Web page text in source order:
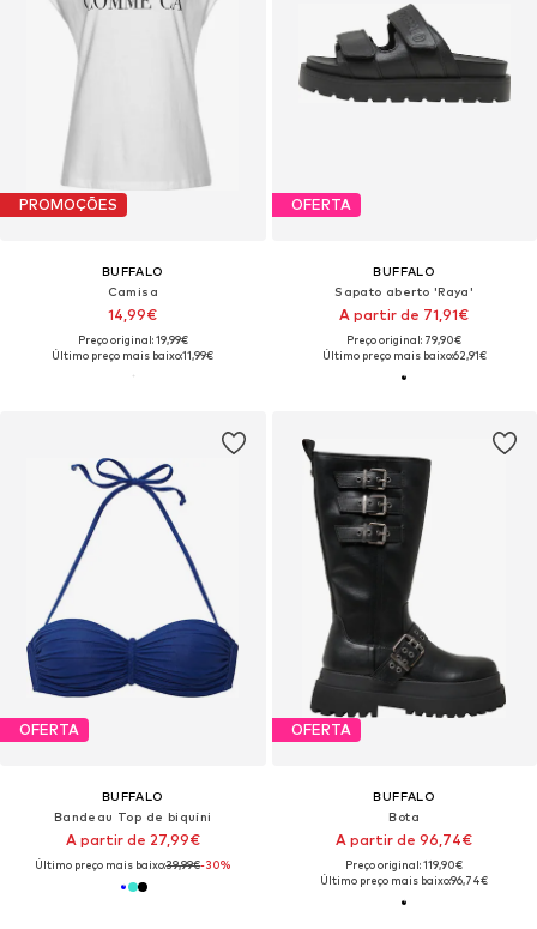
PROMOÇÕES
BUFFALO
Camisa
14,99€
Preço original: 19,99€
Último preço mais baixo:11,99€
OFERTA
BUFFALO
Sapato aberto 'Raya'
A partir de 71,91€
Preço original: 79,90€
Último preço mais baixo:62,91€
OFERTA
BUFFALO
Bandeau Top de biquíni
A partir de 27,99€
Último preço mais baixo:39,99€-30%
OFERTA
BUFFALO
Bota
A partir de 96,74€
Preço original: 119,90€
Último preço mais baixo:96,74€